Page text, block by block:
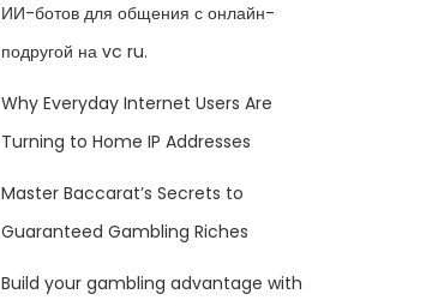
ИИ-ботов для общения с онлайн-
подругой на vc ru.
Why Everyday Internet Users Are
Turning to Home IP Addresses
Master Baccarat’s Secrets to
Guaranteed Gambling Riches
Build your gambling advantage with